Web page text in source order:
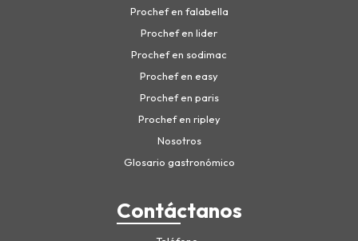
Prochef en falabella
Prochef en lider
Prochef en sodimac
Prochef en easy
Prochef en paris
Prochef en ripley
Nosotros
Glosario gastronómico
Contáctanos